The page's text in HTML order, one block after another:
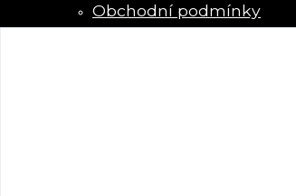
Obchodní podmínky